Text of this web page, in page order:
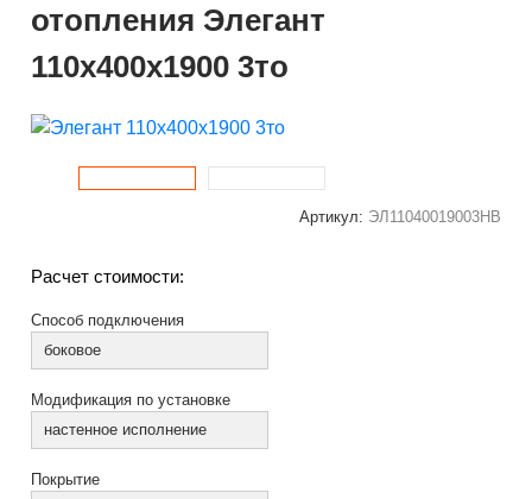
отопления Элегант
110x400x1900 3то
Артикул: ЭЛ11040019003НВ
Расчет стоимости:
Способ подключения
боковое
Модификация по установке
настенное исполнение
Покрытие